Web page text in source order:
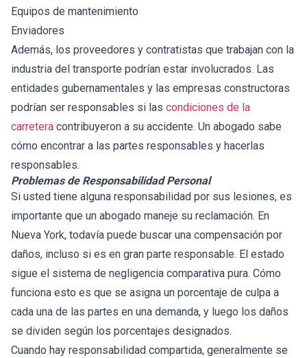
Equipos de mantenimiento
Enviadores
Además, los proveedores y contratistas que trabajan con la
industria del transporte podrían estar involucrados. Las
entidades gubernamentales y las empresas constructoras
podrían ser responsables si las condiciones de la
carretera contribuyeron a su accidente. Un abogado sabe
cómo encontrar a las partes responsables y hacerlas
responsables.
Problemas de Responsabilidad Personal
Si usted tiene alguna responsabilidad por sus lesiones, es
importante que un abogado maneje su reclamación. En
Nueva York, todavía puede buscar una compensación por
daños, incluso si es en gran parte responsable. El estado
sigue el sistema de negligencia comparativa pura. Cómo
funciona esto es que se asigna un porcentaje de culpa a
cada una de las partes en una demanda, y luego los daños
se dividen según los porcentajes designados.
Cuando hay responsabilidad compartida, generalmente se